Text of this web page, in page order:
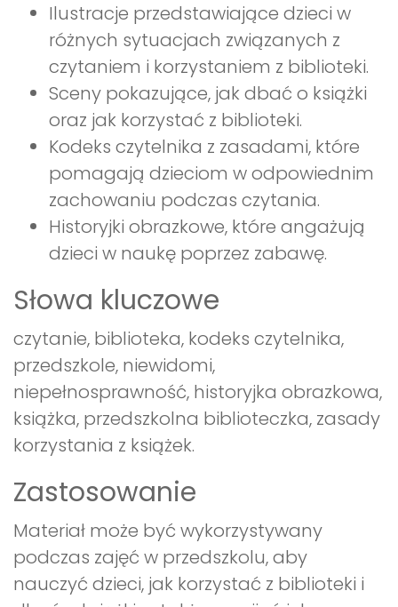
Ilustracje przedstawiające dzieci w
różnych sytuacjach związanych z
czytaniem i korzystaniem z biblioteki.
Sceny pokazujące, jak dbać o książki
oraz jak korzystać z biblioteki.
Kodeks czytelnika z zasadami, które
pomagają dzieciom w odpowiednim
zachowaniu podczas czytania.
Historyjki obrazkowe, które angażują
dzieci w naukę poprzez zabawę.
Słowa kluczowe
czytanie, biblioteka, kodeks czytelnika,
przedszkole, niewidomi,
niepełnosprawność, historyjka obrazkowa,
książka, przedszkolna biblioteczka, zasady
korzystania z książek.
Zastosowanie
Materiał może być wykorzystywany
podczas zajęć w przedszkolu, aby
nauczyć dzieci, jak korzystać z biblioteki i